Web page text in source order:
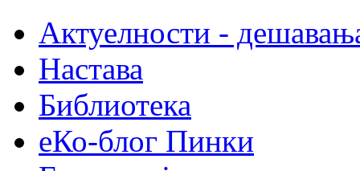
Актуелности -
Настава
Библиотека
еКо-блог Пинки